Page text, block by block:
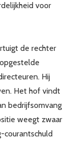
voor
de rechter
Hij
Het hof vindt
bedrijfsomvang
weegt zwaar
courantschuld